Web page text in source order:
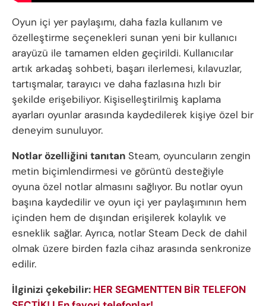
Oyun içi yer paylaşımı, daha fazla kullanım ve
özelleştirme seçenekleri sunan yeni bir kullanıcı
arayüzü ile tamamen elden geçirildi. Kullanıcılar
artık arkadaş sohbeti, başarı ilerlemesi, kılavuzlar,
tartışmalar, tarayıcı ve daha fazlasına hızlı bir
şekilde erişebiliyor. Kişiselleştirilmiş kaplama
ayarları oyunlar arasında kaydedilerek kişiye özel bir
deneyim sunuluyor.
Notlar özelliğini tanıtan Steam, oyuncuların zengin
metin biçimlendirmesi ve görüntü desteğiyle
oyuna özel notlar almasını sağlıyor. Bu notlar oyun
başına kaydedilir ve oyun içi yer paylaşımının hem
içinden hem de dışından erişilerek kolaylık ve
esneklik sağlar. Ayrıca, notlar Steam Deck de dahil
olmak üzere birden fazla cihaz arasında senkronize
edilir.
İlginizi çekebilir: HER SEGMENTTEN BİR TELEFON